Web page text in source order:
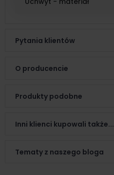
Pytania klientów
O producencie
Produkty podobne
Inni klienci kupowali także...
Tematy z naszego bloga